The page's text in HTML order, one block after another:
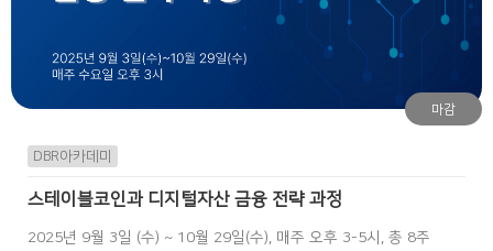
마감
DBR아카데미
스테이블코인과 디지털자산 금융 전략 과정
2025년 9월 3일 (수) ~ 10월 29일(수), 매주 오후 3-5시, 총 8주